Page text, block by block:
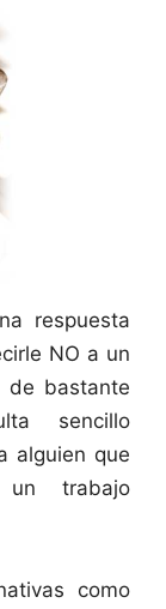
respuesta
NO a un
de bastante
sencillo
alguien que
trabajo
como